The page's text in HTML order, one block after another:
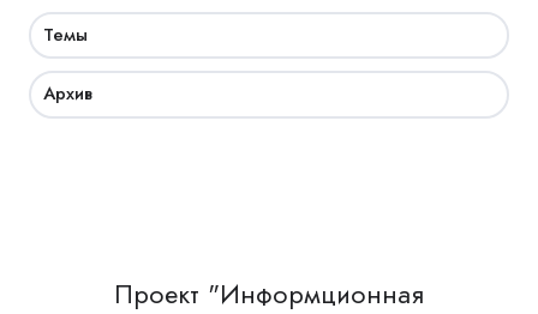
Темы
Архив
Проект "Информционная